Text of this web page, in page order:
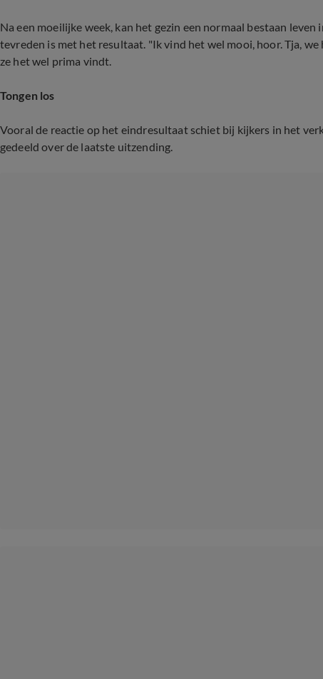
Na een moeilijke week, kan het gezin een normaal bestaan
tevreden is met het resultaat. "Ik vind het wel mooi, hoor. Tja,
ze het wel prima vindt.
Tongen los
Vooral de reactie op het eindresultaat schiet bij kijkers in het
gedeeld over de laatste uitzending.